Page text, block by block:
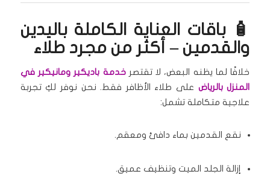
🧴 باقات العناية الكاملة باليدين
والقدمين – أكثر من مجرد طلاء
خلافًا لما يظنه البعض، لا تقتصرخدمة باديكير ومانيكير في
المنزل بالرياض على طلاء الأظافر فقط. نحن نوفر لكِ تجربة
علاجية متكاملة تشمل:
نقع القدمين بماء دافئ ومعقم.
إزالة الجلد الميت وتنظيف عميق.